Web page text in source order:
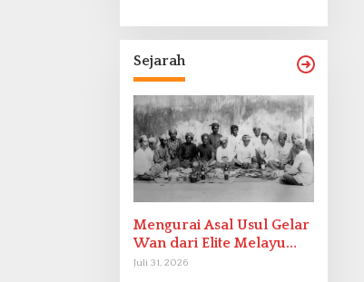
Sejarah
Mengurai Asal Usul Gelar
Wan dari Elite Melayu
Hingga Populer di
Juli 31, 2026